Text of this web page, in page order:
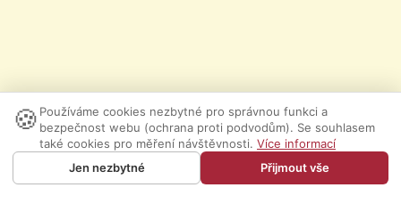
🍪 Používáme cookies nezbytné pro správnou funkci a
bezpečnost webu (ochrana proti podvodům). Se souhlasem
také cookies pro měření návštěvnosti. Více informací
Jen nezbytné
Přijmout vše